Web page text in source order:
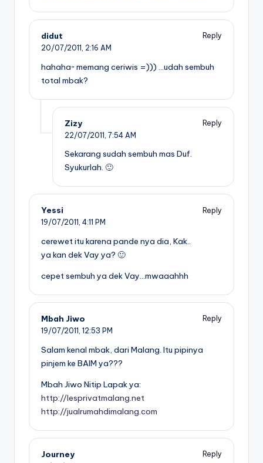
didut
Reply
20/07/2011, 2:16 AM
hahaha~ memang ceriwis =))) …udah sembuh
total mbak?
Zizy
Reply
22/07/2011, 7:54 AM
Sekarang sudah sembuh mas Duf.
Syukurlah. 🙂
Yessi
Reply
19/07/2011, 4:11 PM
cerewet itu karena pande nya dia, Kak..
ya kan dek Vay ya? 🙂
cepet sembuh ya dek Vay…mwaaahhh
Mbah Jiwo
Reply
19/07/2011, 12:53 PM
Salam kenal mbak, dari Malang. Itu pipinya
pinjem ke BAIM ya???
Mbah Jiwo Nitip Lapak ya:
http://lesprivatmalang.net
http://jualrumahdimalang.com
Journey
Reply